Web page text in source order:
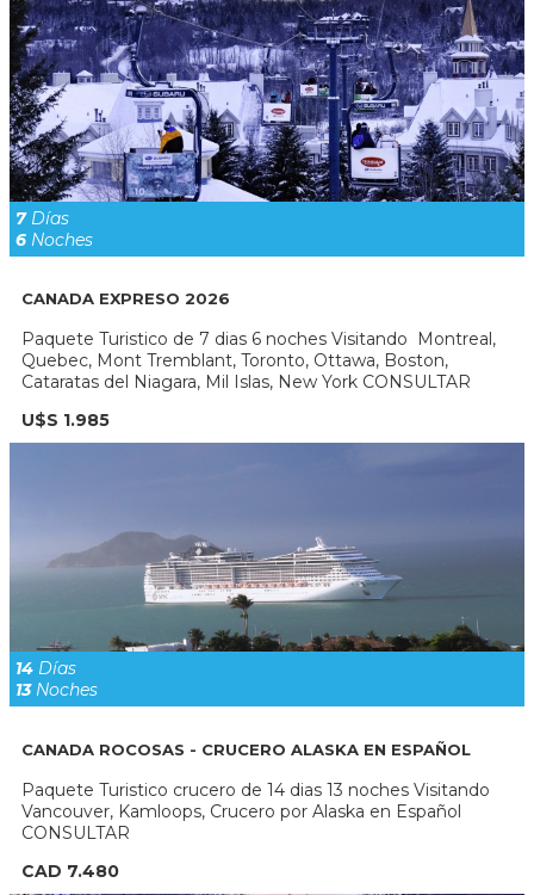
7Días
6 Noches
CANADA EXPRESO 2026
Paquete Turistico de 7 dias 6 noches Visitando Montreal,
Quebec, Mont Tremblant, Toronto, Ottawa, Boston,
Cataratas del Niagara, Mil Islas, New York CONSULTAR
U$S 1.985
14 Días
13Noches
CANADA ROCOSAS - CRUCERO ALASKA EN ESPAÑOL
Paquete Turistico crucero de 14 dias 13 noches Visitando
Vancouver, Kamloops, Crucero por Alaska en Español
CONSULTAR
CAD 7.480